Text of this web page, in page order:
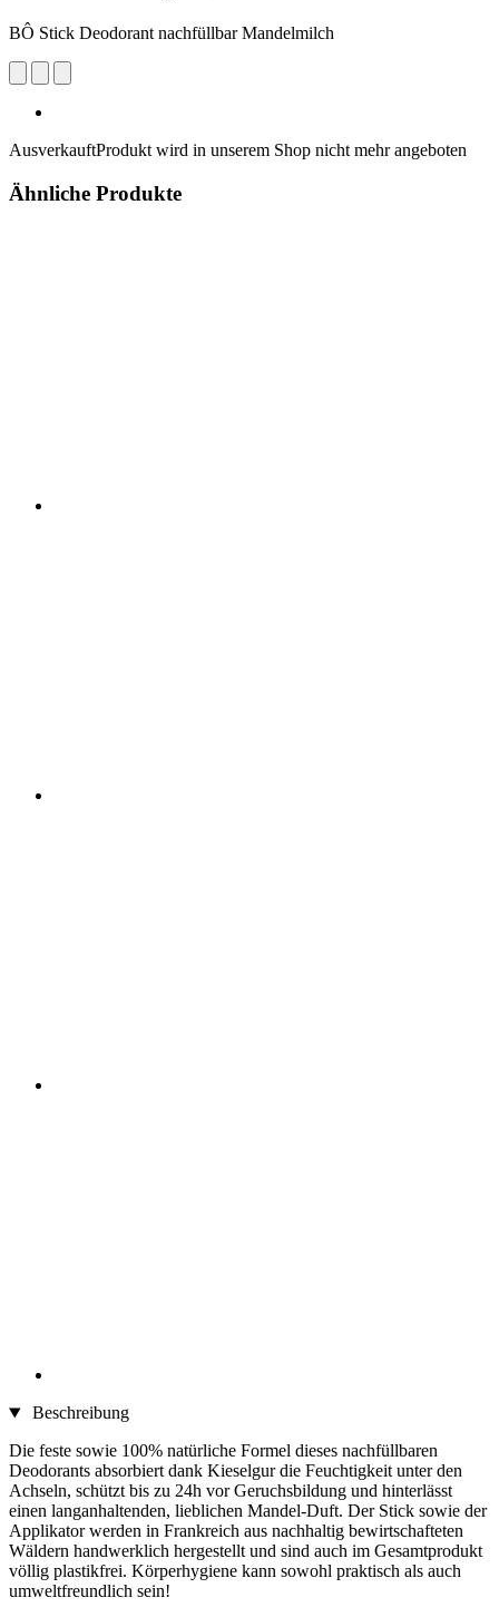
BÔ Stick Deodorant nachfüllbar Mandelmilch
AusverkauftProdukt wird in unserem Shop nicht mehr angeboten
Ähnliche Produkte
Beschreibung
Die feste sowie 100% natürliche Formel dieses nachfüllbaren
Deodorants absorbiert dank Kieselgur die Feuchtigkeit unter den
Achseln, schützt bis zu 24h vor Geruchsbildung und hinterlässt
einen langanhaltenden, lieblichen Mandel-Duft. Der Stick sowie der
Applikator werden in Frankreich aus nachhaltig bewirtschafteten
Wäldern handwerklich hergestellt und sind auch im Gesamtprodukt
völlig plastikfrei. Körperhygiene kann sowohl praktisch als auch
umweltfreundlich sein!